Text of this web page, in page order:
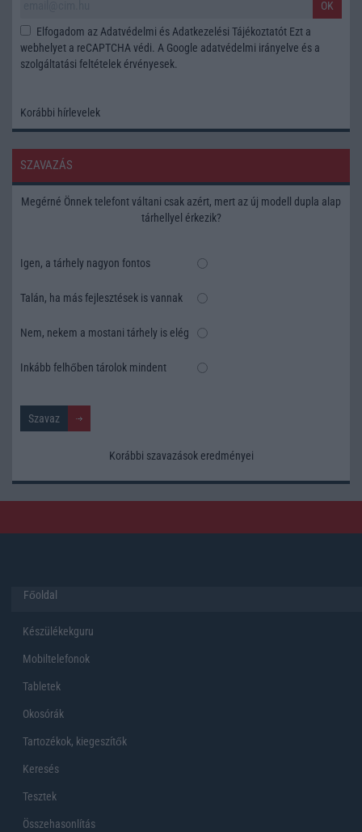
OK
Elfogadom az Adatvédelmi és Adatkezelési Tájékoztatót Ezt a
webhelyet a reCAPTCHA védi. A Google adatvédelmi irányelve és a
szolgáltatási feltételek érvényesek.
Korábbi hírlevelek
SZAVAZÁS
Megérné Önnek telefont váltani csak azért, mert az új modell dupla alap
tárhellyel érkezik?
Igen, a tárhely nagyon fontos
Talán, ha más fejlesztések is vannak
Nem, nekem a mostani tárhely is elég
Inkább felhőben tárolok mindent
Korábbi szavazások eredményei
Főoldal
Készülékekguru
Mobiltelefonok
Tabletek
Okosórák
Tartozékok, kiegeszítők
Keresés
Tesztek
Összehasonlítás